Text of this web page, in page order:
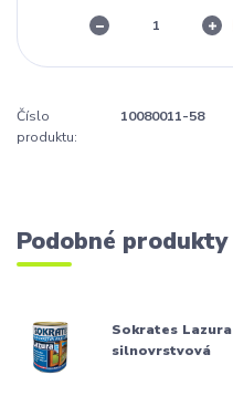
Číslo
produktu:
10080011-58
Podobné produkty
Sokrates Lazura
silnovrstvová